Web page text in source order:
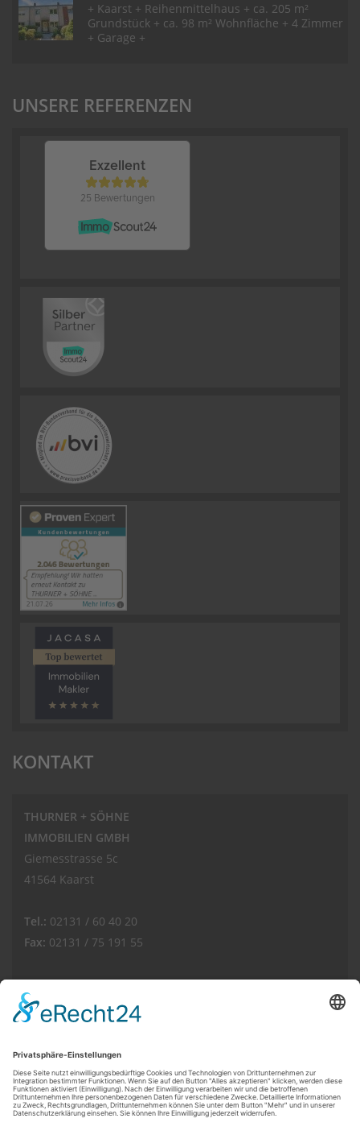
+ Kaarst + Reihenmittelhaus + ca. 205 m²
Grundstück + ca. 98 m² Wohnfläche + 4 Zimmer
+ Garage +
UNSERE REFERENZEN
KONTAKT
THURNER + SÖHNE
IMMOBILIEN GMBH
Giemesstrasse 5c
41564 Kaarst
Tel.: 02131 / 60 40 20
Fax: 02131 / 75 191 55
E-Mail:
info(at)thurnerimmobilien.de
Web:
© THURNER + SÖHNE IMMOBILIEN GMBH
Kundenbewertungen und Erfahrungen zu
THURNER + SÖHNE Immobilien GmbH
SEHR GUT